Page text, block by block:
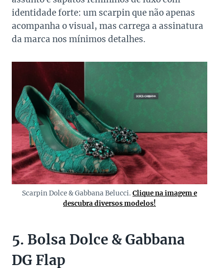
identidade forte: um scarpin que não apenas
acompanha o visual, mas carrega a assinatura
da marca nos mínimos detalhes.
Scarpin Dolce & Gabbana Belucci. Clique na imagem e
descubra diversos modelos!
5. Bolsa Dolce & Gabbana
DG Flap